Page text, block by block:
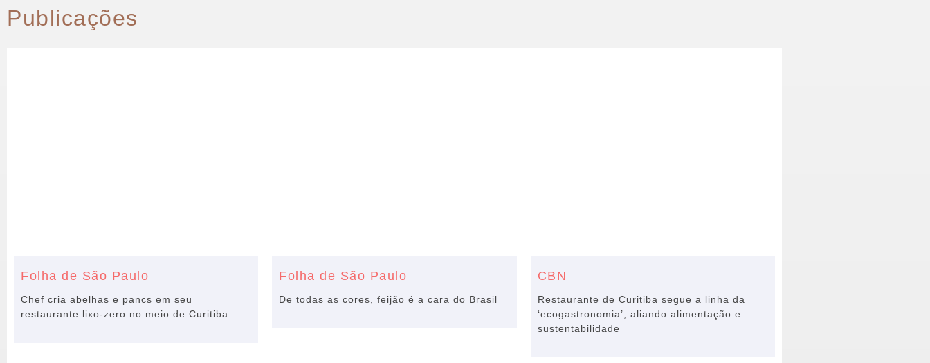
Publicações
Folha de São Paulo
Chef cria abelhas e pancs em seu
restaurante lixo-zero no meio de Curitiba
Folha de São Paulo
De todas as cores, feijão é a cara do Brasil
CBN
Restaurante de Curitiba segue a linha da
‘ecogastronomia’, aliando alimentação e
sustentabilidade